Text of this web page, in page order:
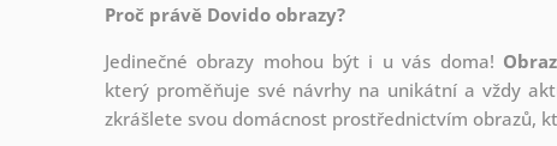
Proč právě Dovido obrazy?
Jedinečné obrazy mohou být i u vás doma!
který proměňuje své návrhy na unikátní a vždy
zkrášlete svou domácnost prostřednictvím obrazů,